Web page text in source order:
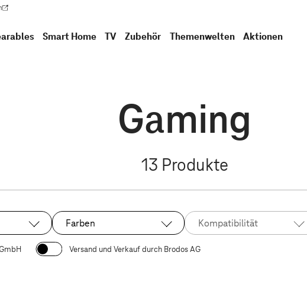
Tab geöffnet)
Smart Home TV Zubehör Themenwelten Aktionen
Gaming
13 Produkte
Farben Kompatibilität
Versand und Verkauf durch Brodos AG